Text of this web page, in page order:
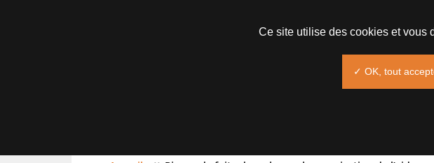
Ce site utilise des cookies et vous
✓ OK, tout